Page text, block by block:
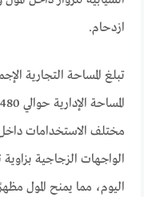
ازدحام.
مختلف الاستخدامات
الواجهات الزجاجية
اليوم، مما يمنح المول